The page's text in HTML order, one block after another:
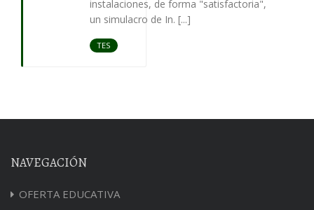
instalaciones, de forma "satisfactoria",
un simulacro de In. [...]
TES
NAVEGACIÓN
OFERTA EDUCATIVA